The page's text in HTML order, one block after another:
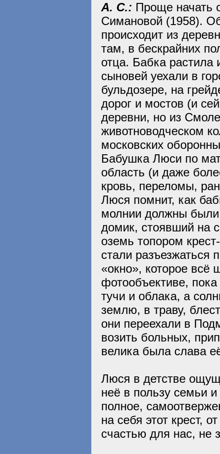
А. С.: Проще начать
Симановой (1958).
происходит из
там, в бескрайних
отца. Бабка растила
сыновей уехали в
бульдозере, на
дорог и мостов (и
деревни, но из
животноводческом
московских
Бабушка Люси по
область (и даже
кровь, переломы,
Люся помнит, как
молнии должны были
домик, стоявший на
оземь топором
стали разъезжаться
«окно», которое всё
фотообъективе,
тучи и облака, а
землю, в траву,
они переехали в
возить больных,
велика была слава
Люся в детстве
неё в пользу семьи
полное,
на себя этот крест,
счастью для нас, не